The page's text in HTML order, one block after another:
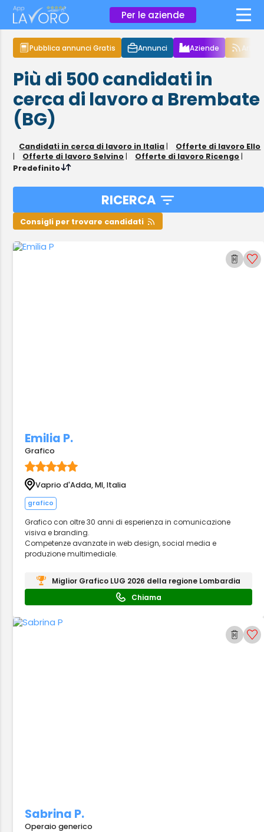
Per le aziende ×
Pubblica annunci Gratis Annunci Aziende
Più di 500candidati in
cerca di lavoroa Brembate
(BG)
Candidati in cerca di lavoro in Italia |
Offerte di lavoro Ello
|
Offerte di lavoro Selvino | Offerte di lavoro Ricengo |
Predefinito
RICERCA
Consigli per trovare candidati
Emilia P.
Grafico
Vaprio d'Adda, MI, Italia
grafico
Grafico con oltre 30 anni di esperienza in comunicazione
visiva e branding.
Competenze avanzate in web design, social media e
produzione multimediale.
Miglior Grafico LUG 2026 della regione Lombardia
Chiama
Sabrina P.
Operaio generico